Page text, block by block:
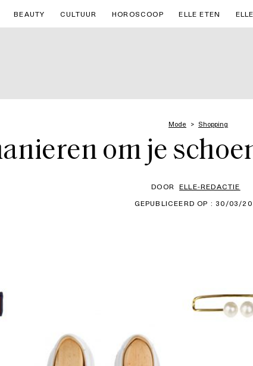
BEAUTY CULTUUR HOROSCOOP ELLE ETEN
Mode Shopping
om je
DOOR ELLE-REDACTIE
GEPUBLICEERD OP : 30/03/